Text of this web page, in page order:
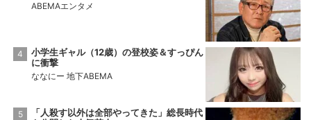
ABEMAエンタメ
小学生ギャル（12歳）の登校姿＆すっぴん
に衝撃
ななにー 地下ABEMA
「人殺す以外は全部やってきた」総長時代